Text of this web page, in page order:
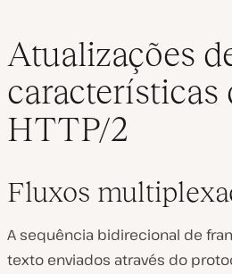
Atualizações
características
HTTP/2
Fluxos
A sequência bidirecional de
texto enviados através do